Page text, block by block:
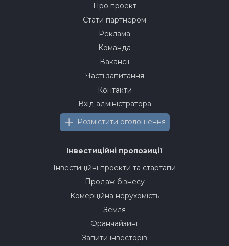
Про проект
Стати партнером
Реклама
Команда
Вакансії
Часті запитання
Контакти
Вхід адміністратора
Розмістити оголошення
Інвестиційні пропозиції
Інвестиційні проекти та стартапи
Продаж бізнесу
Комерційна нерухомість
Земля
Франчайзинг
Запити інвесторів